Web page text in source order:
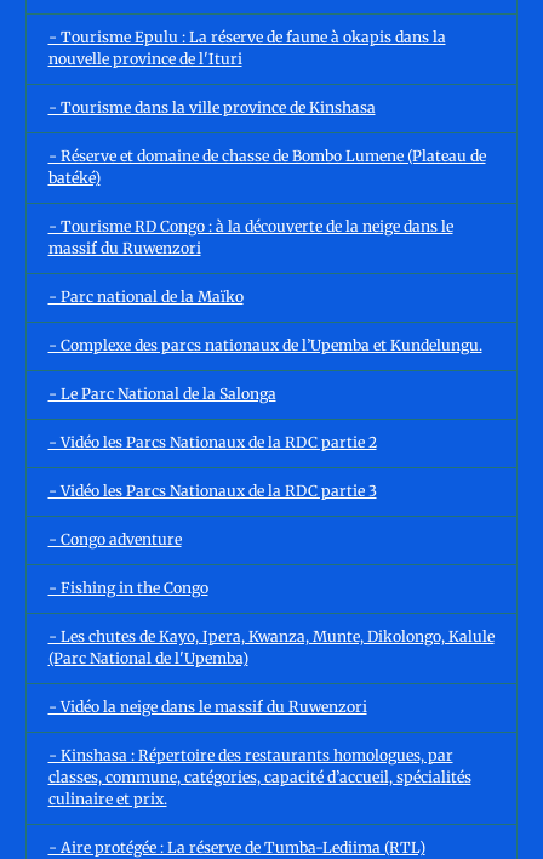
- Tourisme Epulu : La réserve de faune à okapis dans la
nouvelle province de l'Ituri
- Tourisme dans la ville province de Kinshasa
- Réserve et domaine de chasse de Bombo Lumene (Plateau de
batéké)
- Tourisme RD Congo : à la découverte de la neige dans le
massif du Ruwenzori
- Parc national de la Maïko
- Complexe des parcs nationaux de l’Upemba et Kundelungu.
- Le Parc National de la Salonga
- Vidéo les Parcs Nationaux de la RDC partie 2
- Vidéo les Parcs Nationaux de la RDC partie 3
- Congo adventure
- Fishing in the Congo
- Les chutes de Kayo, Ipera, Kwanza, Munte, Dikolongo, Kalule
(Parc National de l'Upemba)
- Vidéo la neige dans le massif du Ruwenzori
- Kinshasa : Répertoire des restaurants homologues, par
classes, commune, catégories, capacité d’accueil, spécialités
culinaire et prix.
- Aire protégée : La réserve de Tumba-Lediima (RTL)